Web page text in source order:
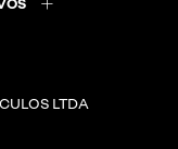
LTDA